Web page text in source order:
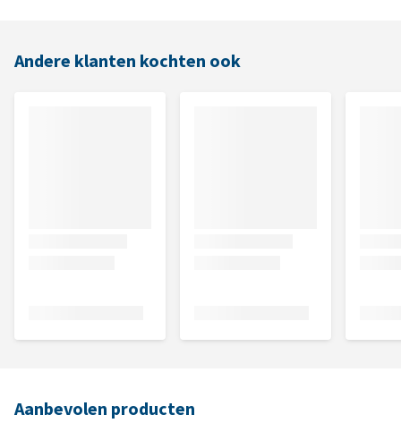
Andere klanten kochten ook
Aanbevolen producten